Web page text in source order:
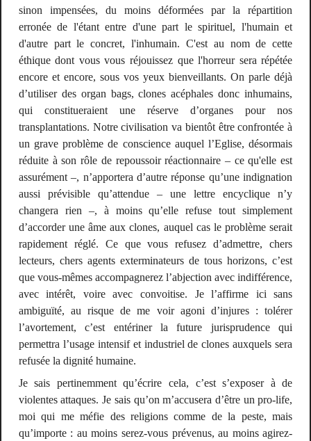
sinon impensées, du moins déformées par la répartition
erronée de l'étant entre d'une part le spirituel, l'humain et
d'autre part le concret, l'inhumain. C'est au nom de cette
éthique dont vous vous réjouissez que l'horreur sera répétée
encore et encore, sous vos yeux bienveillants. On parle déjà
d’utiliser des organ bags, clones acéphales donc inhumains,
qui constitueraient une réserve d’organes pour nos
transplantations. Notre civilisation va bientôt être confrontée à
un grave problème de conscience auquel l’Eglise, désormais
réduite à son rôle de repoussoir réactionnaire – ce qu'elle est
assurément –, n’apportera d’autre réponse qu’une indignation
aussi prévisible qu’attendue – une lettre encyclique n’y
changera rien –, à moins qu’elle refuse tout simplement
d’accorder une âme aux clones, auquel cas le problème serait
rapidement réglé. Ce que vous refusez d’admettre, chers
lecteurs, chers agents exterminateurs de tous horizons, c’est
que vous-mêmes accompagnerez l’abjection avec indifférence,
avec intérêt, voire avec convoitise. Je l’affirme ici sans
ambiguïté, au risque de me voir agoni d’injures : tolérer
l’avortement, c’est entériner la future jurisprudence qui
permettra l’usage intensif et industriel de clones auxquels sera
refusée la dignité humaine.
Je sais pertinemment qu’écrire cela, c’est s’exposer à de
violentes attaques. Je sais qu’on m’accusera d’être unpro-life,
moi qui me méfie des religions comme de la peste, mais
qu’importe : au moins serez-vous prévenus, au moins agirez-